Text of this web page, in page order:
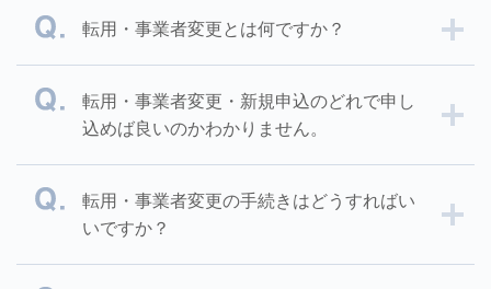
転用・事業者変更とは何ですか？
転用・事業者変更・新規申込のどれで申し
込めば良いのかわかりません。
転用・事業者変更の手続きはどうすればい
いですか？